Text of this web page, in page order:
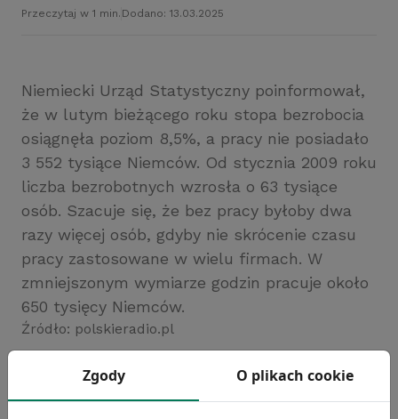
Przeczytaj w 1 min. Dodano: 13.03.2025
Niemiecki Urząd Statystyczny poinformował,
że w lutym bieżącego roku stopa bezrobocia
osiągnęła poziom 8,5%, a pracy nie posiadało
3 552 tysiące Niemców. Od stycznia 2009 roku
liczba bezrobotnych wzrosła o 63 tysiące
osób. Szacuje się, że bez pracy byłoby dwa
razy więcej osób, gdyby nie skrócenie czasu
pracy zastosowane w wielu firmach. W
zmniejszonym wymiarze godzin pracuje około
650 tysięcy Niemców.
Źródło: polskieradio.pl
Zobacz więcej wiadomości
Zgody O plikach cookie